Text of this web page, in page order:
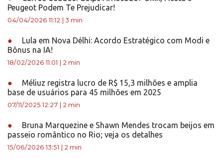
Peugeot Podem Te Prejudicar!
04/04/2026 11:12 3 min
●
Lula em Nova Délhi: Acordo Estratégico com Modi e
Bônus na IA!
18/02/2026 11:01 2 min
●
Méliuz registra lucro de R$ 15,3 milhões e amplia
base de usuários para 45 milhões em 2025
07/11/2025 12:27 2 min
●
Bruna Marquezine e Shawn Mendes trocam beijos em
passeio romântico no Rio; veja os detalhes
15/06/2026 13:51 2 min